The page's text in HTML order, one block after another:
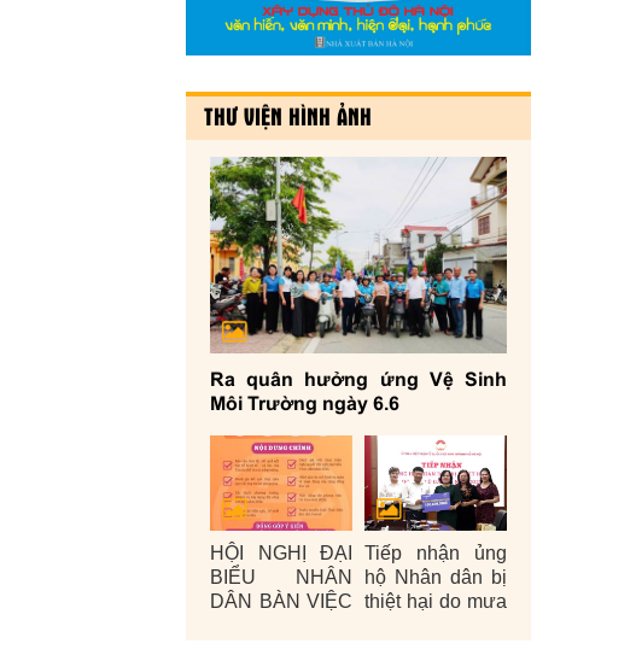
THƯ VIỆN HÌNH ẢNH
Ra quân hưởng ứng Vệ Sinh
Môi Trường ngày 6.6
HỘI NGHỊ ĐẠI
BIỂU NHÂN
DÂN BÀN VIỆC
Tiếp nhận ủng
hộ Nhân dân bị
thiệt hại do mưa